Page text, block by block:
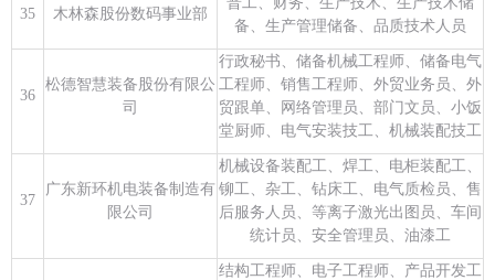
35 木林森股份数码事业部
备、生产管理储备、品质技术人员
36
松德智慧装备股份有限公
司
行政秘书、储备机械工程师、储备电气
工程师、销售工程师、外贸业务员、外
贸跟单、网络管理员、部门文员、小饭
堂厨师、电气安装技工、机械装配技工
37
广东新环机电装备制造有
限公司
机械设备装配工、焊工、电柜装配工、
铆工、杂工、钻床工、电气质检员、售
后服务人员、等离子激光出图员、车间
统计员、安全管理员、油漆工
结构工程师、电子工程师、产品开发工